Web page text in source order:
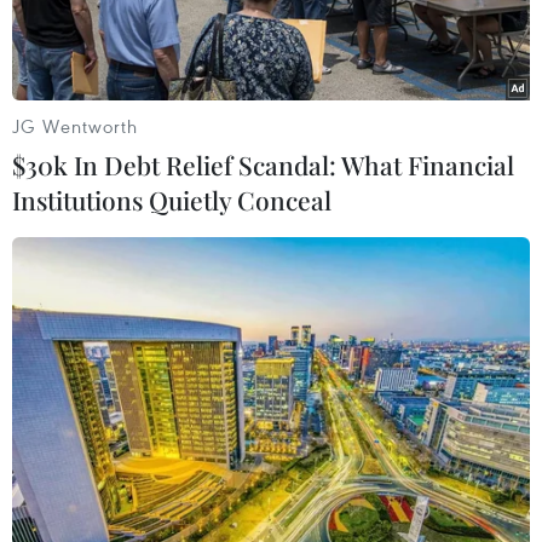
Căn cứ không quân Ain al-Asad. (Nguồn: AP)
Nhà Trắng thông báo Tổng thống Donald Trump
đang "theo dõi" các thông tin về việc một căn cứ
đồn trú của binh lính Mỹ và liên quân tại Iraq
bị tấn công bằng rocket.
Người phát ngôn Nhà Trắng Stephanie Grisham
thông báo: "Chúng tôi đã nhận được thông tin về
JG Wentworth
$30k In Debt Relief Scandal: What Financial
Institutions Quietly Conceal